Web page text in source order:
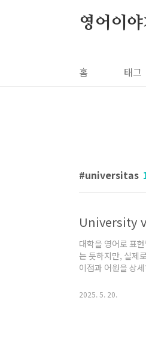
영어이야
홈 태그
universitas
대학을 영어로 표
는 듯하지만, 실제
이점과 어원을 상
방식의 차이5. 한
2025. 5. 20.